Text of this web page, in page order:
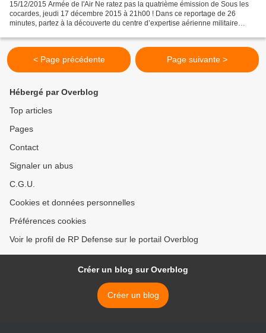
15/12/2015 Armée de l'Air Ne ratez pas la quatrième émission de Sous les
cocardes, jeudi 17 décembre 2015 à 21h00 ! Dans ce reportage de 26
minutes, partez à la découverte du centre d’expertise aérienne militaire
< Page précédente Page suivante >
Hébergé par Overblog
Top articles
Pages
Contact
Signaler un abus
C.G.U.
Cookies et données personnelles
Préférences cookies
Voir le profil de RP Defense sur le portail Overblog
Créer un blog sur Overblog
Créer un blog